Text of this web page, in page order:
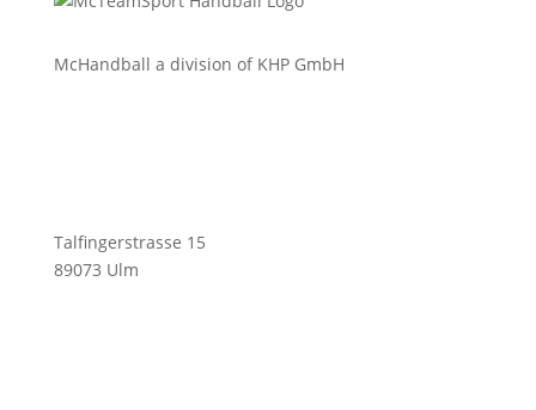
McHandball a division of KHP GmbH
Talfingerstrasse 15
89073 Ulm